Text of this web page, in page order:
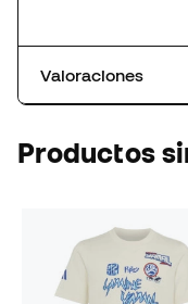
Valoraciones
Productos